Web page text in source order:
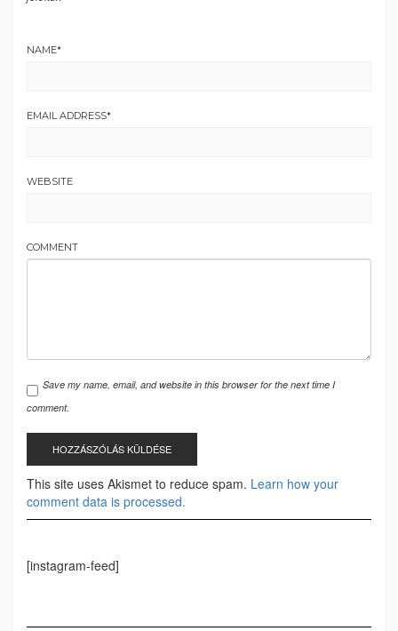
NAME*
EMAIL ADDRESS*
WEBSITE
COMMENT
Save my name, email, and website in this browser for the next time I
comment.
This site uses Akismet to reduce spam. Learn how your
comment data is processed.
[instagram-feed]